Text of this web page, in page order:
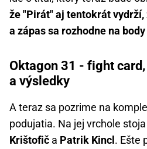
že "Pirát" aj tentokrát vydrží,
a zápas sa rozhodne na
Oktagon 31 - fight
a výsledky
A teraz sa pozrime na
podujatia. Na jej vrchole
Krištofič a Patrik Kincl . Ešte